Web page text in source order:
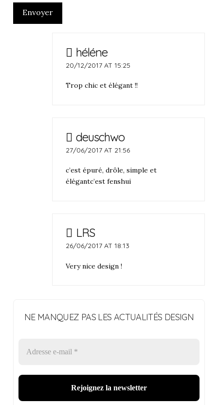
Envoyer
héléne
20/12/2017 AT 15:25
Trop chic et élégant !!
deuschwo
27/06/2017 AT 21:56
c’est épuré, drôle, simple et
élégantc’est fenshui
LRS
26/06/2017 AT 18:13
Very nice design !
NE MANQUEZ PAS LES ACTUALITÉS DESIGN